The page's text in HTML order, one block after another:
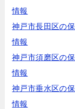
情報
神戸市長田区の
情報
神戸市須磨区の
情報
神戸市垂水区の
情報